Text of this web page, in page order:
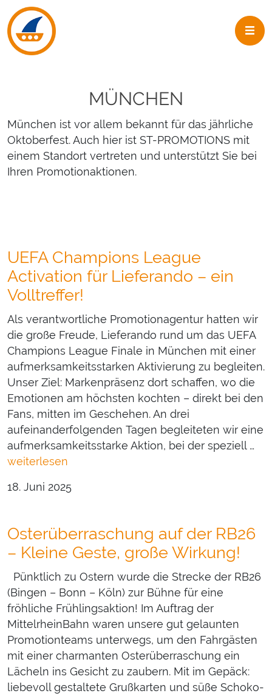
Skip to navigation
Skip to main content
MÜNCHEN
München ist vor allem bekannt für das jährliche
Oktoberfest. Auch hier ist ST-PROMOTIONS mit
einem Standort vertreten und unterstützt Sie bei
Ihren Promotionaktionen.
UEFA Champions League
Activation für Lieferando – ein
Volltreffer!
Als verantwortliche Promotionagentur hatten wir
die große Freude, Lieferando rund um das UEFA
Champions League Finale in München mit einer
aufmerksamkeitsstarken Aktivierung zu begleiten.
Unser Ziel: Markenpräsenz dort schaffen, wo die
Emotionen am höchsten kochten – direkt bei den
Fans, mitten im Geschehen. An drei
aufeinanderfolgenden Tagen begleiteten wir eine
aufmerksamkeitsstarke Aktion, bei der speziell …
weiterlesen
18. Juni 2025
Osterüberraschung auf der RB26
– Kleine Geste, große Wirkung!
Pünktlich zu Ostern wurde die Strecke der RB26
(Bingen – Bonn – Köln) zur Bühne für eine
fröhliche Frühlingsaktion! Im Auftrag der
MittelrheinBahn waren unsere gut gelaunten
Promotionteams unterwegs, um den Fahrgästen
mit einer charmanten Osterüberraschung ein
Lächeln ins Gesicht zu zaubern. Mit im Gepäck:
liebevoll gestaltete Grußkarten und süße Schoko-